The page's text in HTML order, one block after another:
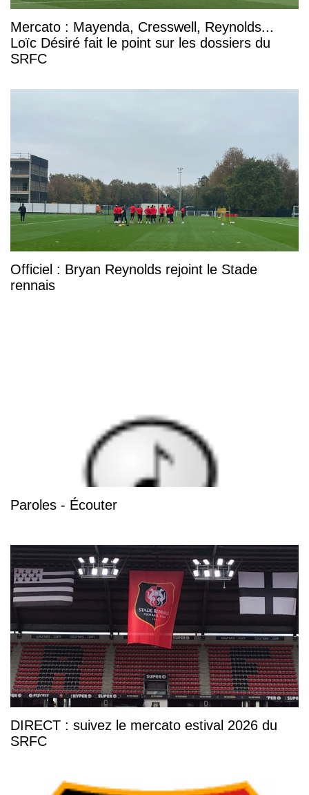
Mercato : Mayenda, Cresswell, Reynolds...
Loïc Désiré fait le point sur les dossiers du
SRFC
Officiel : Bryan Reynolds rejoint le Stade
rennais
Paroles - Écouter
DIRECT : suivez le mercato estival 2026 du
SRFC